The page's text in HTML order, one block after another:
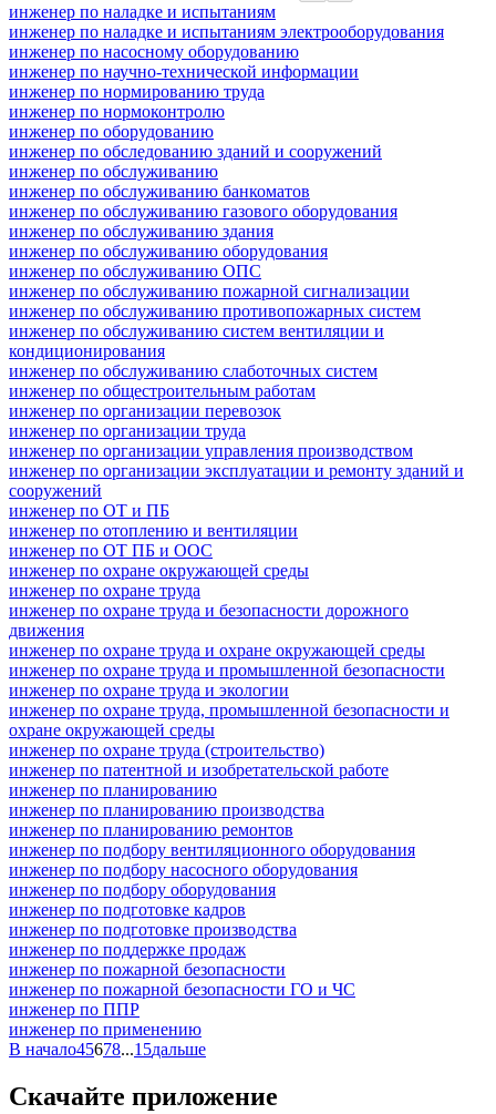
инженер по наладке и испытаниям
инженер по наладке и испытаниям электрооборудования
инженер по насосному оборудованию
инженер по научно-технической информации
инженер по нормированию труда
инженер по нормоконтролю
инженер по оборудованию
инженер по обследованию зданий и сооружений
инженер по обслуживанию
инженер по обслуживанию банкоматов
инженер по обслуживанию газового оборудования
инженер по обслуживанию здания
инженер по обслуживанию оборудования
инженер по обслуживанию ОПС
инженер по обслуживанию пожарной сигнализации
инженер по обслуживанию противопожарных систем
инженер по обслуживанию систем вентиляции и
кондиционирования
инженер по обслуживанию слаботочных систем
инженер по общестроительным работам
инженер по организации перевозок
инженер по организации труда
инженер по организации управления производством
инженер по организации эксплуатации и ремонту зданий и
сооружений
инженер по ОТ и ПБ
инженер по отоплению и вентиляции
инженер по ОТ ПБ и ООС
инженер по охране окружающей среды
инженер по охране труда
инженер по охране труда и безопасности дорожного
движения
инженер по охране труда и охране окружающей среды
инженер по охране труда и промышленной безопасности
инженер по охране труда и экологии
инженер по охране труда, промышленной безопасности и
охране окружающей среды
инженер по охране труда (строительство)
инженер по патентной и изобретательской работе
инженер по планированию
инженер по планированию производства
инженер по планированию ремонтов
инженер по подбору вентиляционного оборудования
инженер по подбору насосного оборудования
инженер по подбору оборудования
инженер по подготовке кадров
инженер по подготовке производства
инженер по поддержке продаж
инженер по пожарной безопасности
инженер по пожарной безопасности ГО и ЧС
инженер по ППР
инженер по применению
В начало45678...15дальше
Скачайте приложение